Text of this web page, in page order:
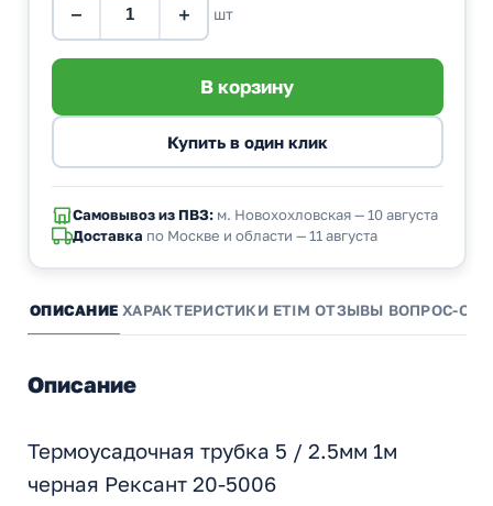
− + шт
Самовывоз из ПВЗ:м. Новохохловская — 10 августа
Доставка по Москве и области — 11 августа
ОПИСАНИЕ ХАРАКТЕРИСТИКИ ETIM ОТЗЫВЫ ВОПРОС-
Описание
Термоусадочная трубка 5 / 2.5мм 1м
черная Рексант 20-5006